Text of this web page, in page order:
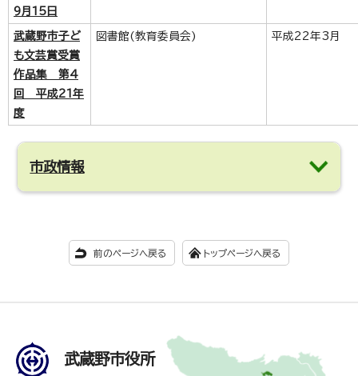
9月15日
武蔵野市子ど
も文芸賞受賞
作品集 第4
回 平成21年
度
図書館(教育委員会) 平成22年3月
市政情報
前のページへ戻る トップページへ戻る
武蔵野市役所